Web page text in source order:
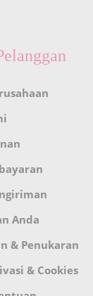
Anda
& Penukaran
& Cookies